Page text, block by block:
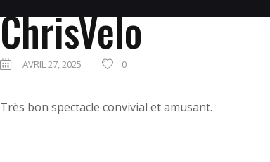
ChrisVelo
AVRIL 27, 2025 0
Très bon spectacle convivial et amusant.